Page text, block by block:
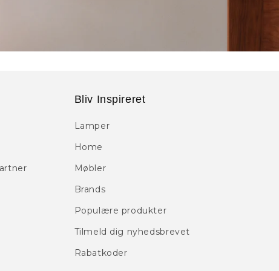
Bliv Inspireret
Lamper
Home
Møbler
Brands
Populære produkter
Tilmeld dig nyhedsbrevet
Rabatkoder